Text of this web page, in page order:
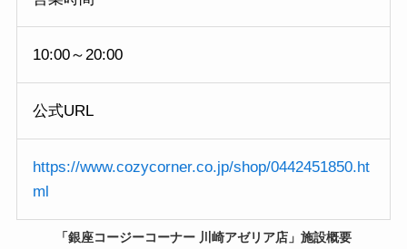
10:00～20:00
公式URL
https://www.cozycorner.co.jp/shop/0442451850.ht
ml
「銀座コージーコーナー 川崎アゼリア店」施設概要